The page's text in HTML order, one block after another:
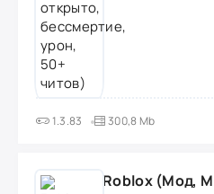
1.3.83 300,8 Mb
Roblox (Мод,